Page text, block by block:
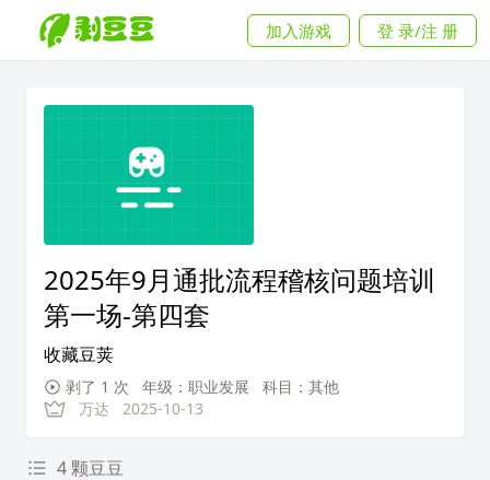
加入游戏 登 录/注 册
2025年9月通批流程稽核问题培训
第一场-第四套
收藏豆荚
剥了 1 次 年级：职业发展
科目：其他
万达
2025-10-13
4 颗豆豆